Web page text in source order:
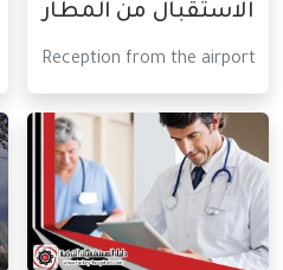
الاستقبال من المطار
Reception from the airport